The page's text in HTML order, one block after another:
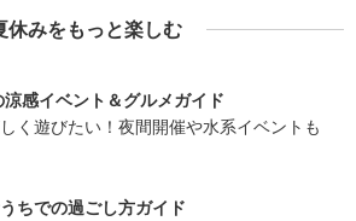
休みをもっと楽しむ
感イベント＆グルメガイド
く遊びたい！夜間開催や水系イベントも
ちでの過ごし方ガイド